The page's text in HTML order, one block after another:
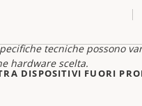
tecniche possono
hardware scelta.
DISPOSITIVI FUORI